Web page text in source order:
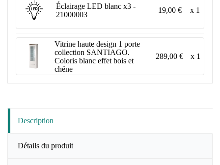
Éclairage LED blanc x3 -
21000003
19,00 € x 1
Vitrine haute design 1 porte
collection SANTIAGO.
Coloris blanc effet bois et
chêne
289,00 € x 1
Description
Détails du produit